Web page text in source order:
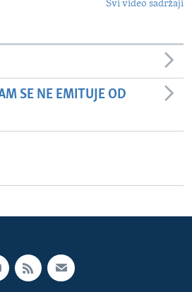
Svi video sadržaji
SE NE EMITUJE OD